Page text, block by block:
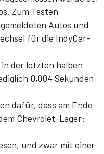
Zum Testen
Autos und
für die IndyCar-
der letzten halben
0,004 Sekunden
dafür, dass am Ende
Chevrolet-Lager:
und zwar mit einer